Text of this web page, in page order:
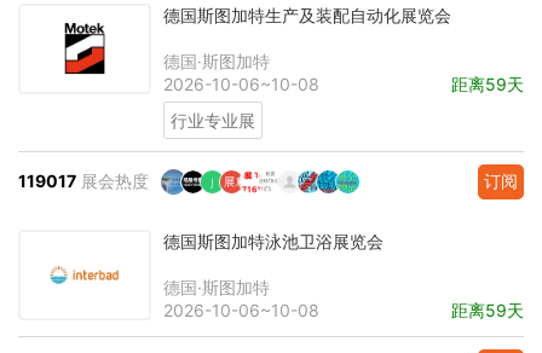
德国斯图加特生产及装配自动化展览会
德国·斯图加特
2026-10-06~10-08
距离59天
行业专业展
119017 展会热度 订阅
德国斯图加特泳池卫浴展览会
德国·斯图加特
2026-10-06~10-08
距离59天